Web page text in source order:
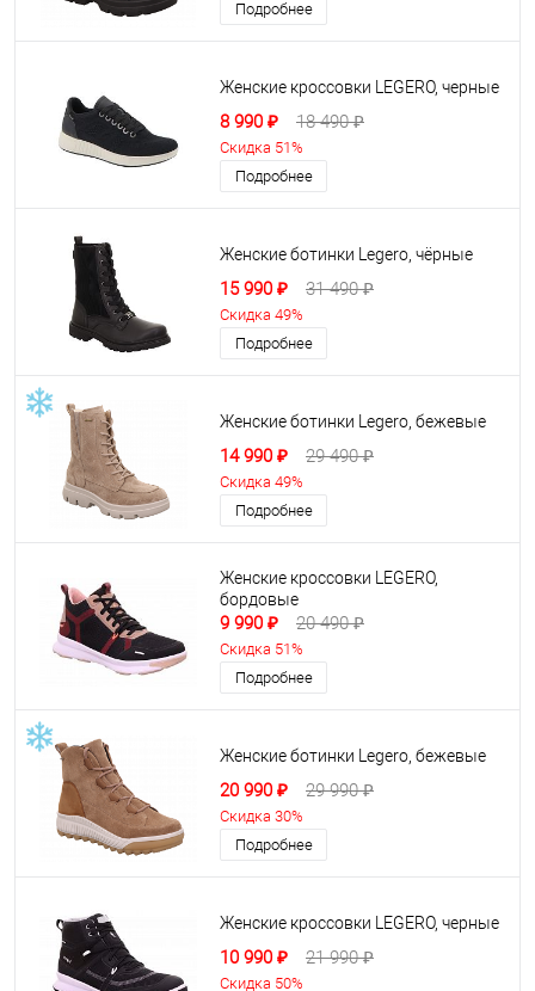
Подробнее
Женские кроссовки LEGERO, черные
8 990 ₽ 18 490 ₽
Скидка 51%
Подробнее
Женские ботинки Legero, чёрные
15 990 ₽ 31 490 ₽
Скидка 49%
Подробнее
Женские ботинки Legero, бежевые
14 990 ₽ 29 490 ₽
Скидка 49%
Подробнее
Женские кроссовки LEGERO,
бордовые
9 990 ₽ 20 490 ₽
Скидка 51%
Подробнее
Женские ботинки Legero, бежевые
20 990 ₽ 29 990 ₽
Скидка 30%
Подробнее
Женские кроссовки LEGERO, черные
10 990 ₽ 21 990 ₽
Скидка 50%